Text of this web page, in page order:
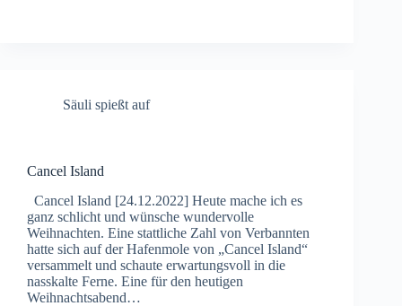
Säuli spießt auf
Cancel Island
Cancel Island [24.12.2022] Heute mache ich es
ganz schlicht und wünsche wundervolle
Weihnachten. Eine stattliche Zahl von Verbannten
hatte sich auf der Hafenmole von „Cancel Island“
versammelt und schaute erwartungsvoll in die
nasskalte Ferne. Eine für den heutigen
Weihnachtsabend…